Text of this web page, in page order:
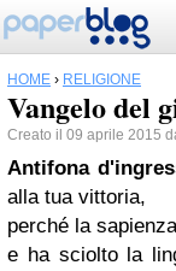
HOME › RELIGIONE
Vangelo del
Creato il 09 aprile 2015
Antifona
alla tua vittoria,
perché la
e ha sciolto la